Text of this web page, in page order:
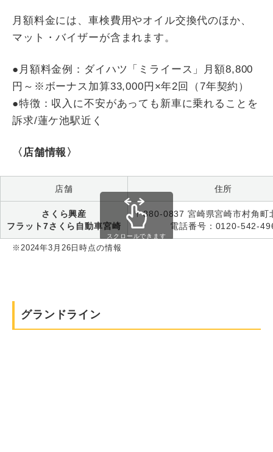
月額料金には、車検費用やオイル交換代のほか、
マット・バイザーが含まれます。
●月額料金例：ダイハツ「ミライース」月額8,800
円～※ボーナス加算33,000円×年2回（7年契約）
●特徴：収入に不安があっても新車に乗れることを
訴求/蓮ケ池駅近く
〈店舗情報〉
店舗 住所
さくら興産
フラット7さくら自動車宮崎
〒880-0837 宮崎県宮崎市村角町
電話番号：0120-542-
スクロールできます
※2024年3月26日時点の情報
グランドライン